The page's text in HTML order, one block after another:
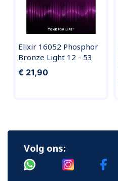
Elixir 16052 Phosphor
Bronze Light 12 - 53
€ 21,90
Volg ons: